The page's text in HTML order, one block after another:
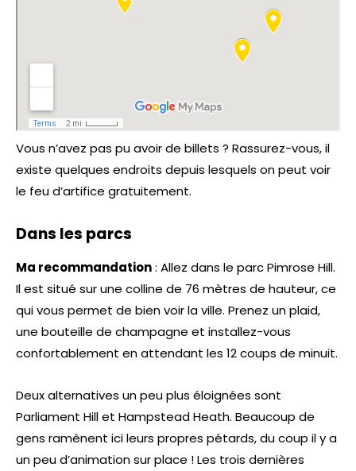
Vous n’avez pas pu avoir de billets ? Rassurez-vous, il
existe quelques endroits depuis lesquels on peut voir
le feu d’artifice gratuitement.
Dans les parcs
Ma recommandation: Allez dans le parc Pimrose Hill.
Il est situé sur une colline de 76 mètres de hauteur, ce
qui vous permet de bien voir la ville. Prenez un plaid,
une bouteille de champagne et installez-vous
confortablement en attendant les 12 coups de minuit.
Deux alternatives un peu plus éloignées sont
Parliament Hill et Hampstead Heath. Beaucoup de
gens ramènent ici leurs propres pétards, du coup il y a
un peu d’animation sur place ! Les trois dernières